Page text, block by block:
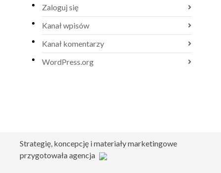
Zaloguj się
Kanał wpisów
Kanał komentarzy
WordPress.org
Strategię, koncepcję i materiały marketingowe
przygotowała agencja